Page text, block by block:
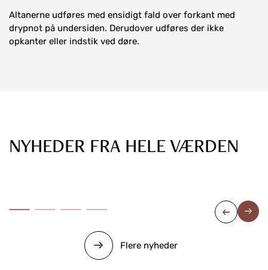
Altanerne udføres med ensidigt fald over forkant med
drypnot på undersiden. Derudover udføres der ikke
opkanter eller indstik ved døre.
NYHEDER FRA HELE VÆRDEN
Flere nyheder
Hi-Con leverer brystningsaltaner til